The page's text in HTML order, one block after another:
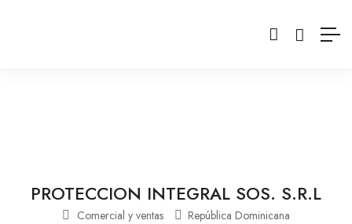
PROTECCION INTEGRAL SOS. S.R.L
Comercial y ventas República Dominicana